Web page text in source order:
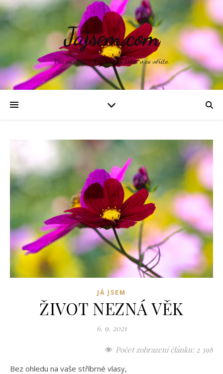
Jájsem.com
Vše, co děláte, je odrazem toho, v co věříte.
JÁ JSEM
ŽIVOT NEZNÁ VĚK
6. 9. 2021
Počet zobrazení článku: 2 398
Bez ohledu na vaše stříbrné vlasy,